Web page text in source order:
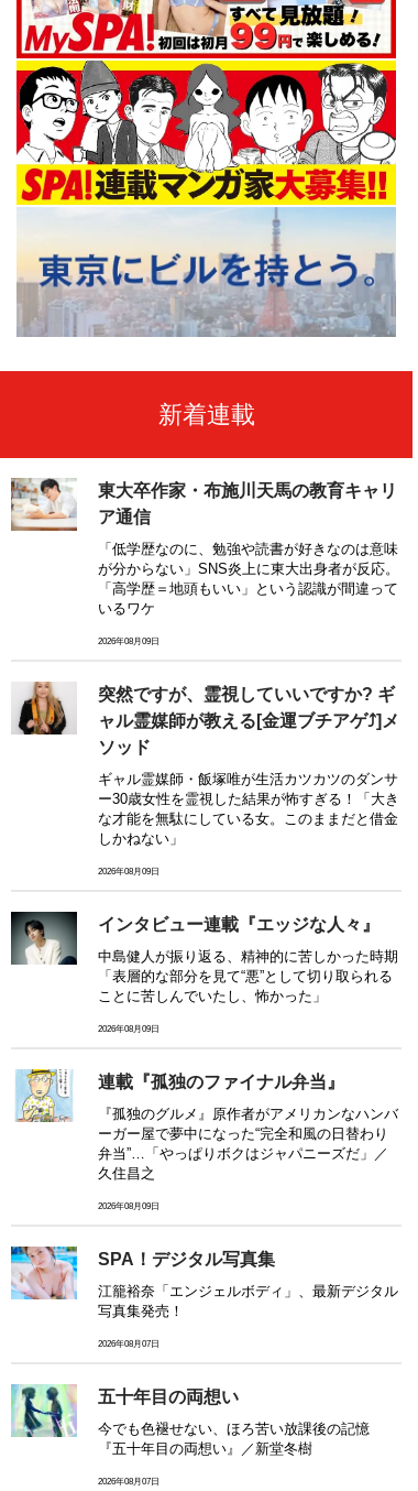
新着連載
東大卒作家・布施川天馬の教育キャリ
ア通信
「低学歴なのに、勉強や読書が好きなのは意味
が分からない」SNS炎上に東大出身者が反応。
「高学歴＝地頭もいい」という認識が間違って
いるワケ
2026年08月09日
突然ですが、霊視していいですか? ギ
ャル霊媒師が教える[金運ブチアゲ⤴]メ
ソッド
ギャル霊媒師・飯塚唯が生活カツカツのダンサ
ー30歳女性を霊視した結果が怖すぎる！「大き
な才能を無駄にしている女。このままだと借金
しかねない」
2026年08月09日
インタビュー連載『エッジな人々』
中島健人が振り返る、精神的に苦しかった時期
「表層的な部分を見て“悪”として切り取られる
ことに苦しんでいたし、怖かった」
2026年08月09日
連載『孤独のファイナル弁当』
『孤独のグルメ』原作者がアメリカンなハンバ
ーガー屋で夢中になった“完全和風の日替わり
弁当”…「やっぱりボクはジャパニーズだ」／
久住昌之
2026年08月09日
SPA！デジタル写真集
江籠裕奈「エンジェルボディ」、最新デジタル
写真集発売！
2026年08月07日
五十年目の両想い
今でも色褪せない、ほろ苦い放課後の記憶
『五十年目の両想い』／新堂冬樹
2026年08月07日